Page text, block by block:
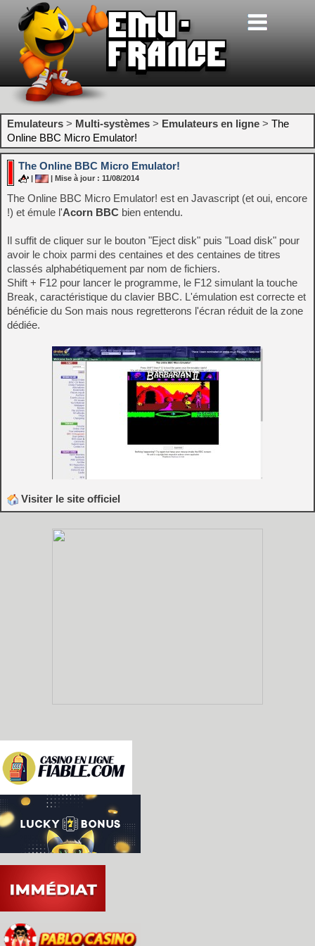
Emulateurs > Multi-systèmes > Emulateurs en ligne > The
Online BBC Micro Emulator!
The Online BBC Micro Emulator!
| | Mise à jour : 11/08/2014
The Online BBC Micro Emulator! est en Javascript (et oui, encore
!) et émule l'Acorn BBC bien entendu.
Il suffit de cliquer sur le bouton "Eject disk" puis "Load disk" pour
avoir le choix parmi des centaines et des centaines de titres
classés alphabétiquement par nom de fichiers.
Shift + F12 pour lancer le programme, le F12 simulant la touche
Break, caractéristique du clavier BBC. L'émulation est correcte et
bénéficie du Son mais nous regretterons l'écran réduit de la zone
dédiée.
Visiter le site officiel